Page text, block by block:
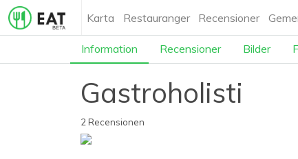
Karta Restauranger Recensioner
Information Recensioner Bilder
Gastroholisti
2 Recensionen